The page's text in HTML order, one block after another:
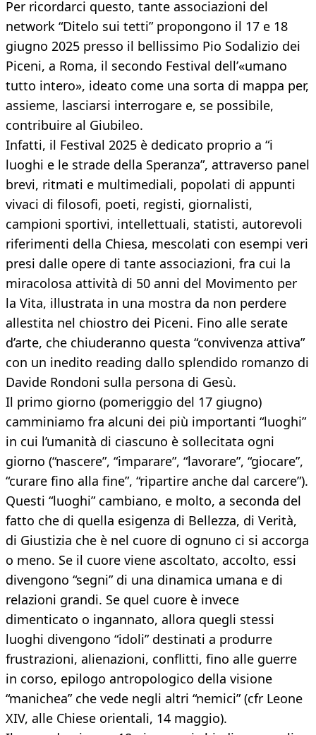
Per ricordarci questo, tante associazioni del
network “Ditelo sui tetti” propongono il 17 e 18
giugno 2025 presso il bellissimo Pio Sodalizio dei
Piceni, a Roma, il secondo Festival dell’«umano
tutto intero», ideato come una sorta di mappa per,
assieme, lasciarsi interrogare e, se possibile,
contribuire al Giubileo.
Infatti, il Festival 2025 è dedicato proprio a “i
luoghi e le strade della Speranza”, attraverso panel
brevi, ritmati e multimediali, popolati di appunti
vivaci di filosofi, poeti, registi, giornalisti,
campioni sportivi, intellettuali, statisti, autorevoli
riferimenti della Chiesa, mescolati con esempi veri
presi dalle opere di tante associazioni, fra cui la
miracolosa attività di 50 anni del Movimento per
la Vita, illustrata in una mostra da non perdere
allestita nel chiostro dei Piceni. Fino alle serate
d’arte, che chiuderanno questa “convivenza attiva”
con un inedito reading dallo splendido romanzo di
Davide Rondoni sulla persona di Gesù.
Il primo giorno (pomeriggio del 17 giugno)
camminiamo fra alcuni dei più importanti “luoghi”
in cui l’umanità di ciascuno è sollecitata ogni
giorno (“nascere”, “imparare”, “lavorare”, “giocare”,
“curare fino alla fine”, “ripartire anche dal carcere”).
Questi “luoghi” cambiano, e molto, a seconda del
fatto che di quella esigenza di Bellezza, di Verità,
di Giustizia che è nel cuore di ognuno ci si accorga
o meno. Se il cuore viene ascoltato, accolto, essi
divengono “segni” di una dinamica umana e di
relazioni grandi. Se quel cuore è invece
dimenticato o ingannato, allora quegli stessi
luoghi divengono “idoli” destinati a produrre
frustrazioni, alienazioni, conflitti, fino alle guerre
in corso, epilogo antropologico della visione
“manichea” che vede negli altri “nemici” (cfr Leone
XIV, alle Chiese orientali, 14 maggio).